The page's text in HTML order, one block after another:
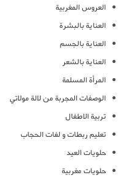
العروس المغربية
العناية بالبشرة
العناية بالجسم
العناية بالشعر
المرأة المسلمة
الوصفات المجربة من لالة مولاتي
تربية الاطفال
تعليم ربطات و لفات الحجاب
حلويات العيد
حلويات مغربية